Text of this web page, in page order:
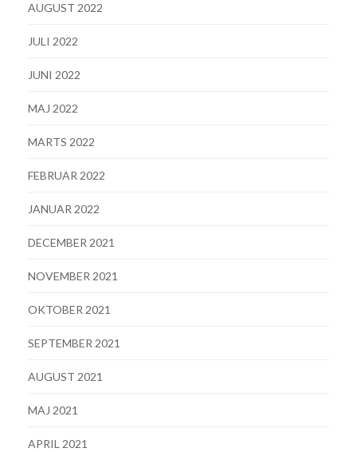
AUGUST 2022
JULI 2022
JUNI 2022
MAJ 2022
MARTS 2022
FEBRUAR 2022
JANUAR 2022
DECEMBER 2021
NOVEMBER 2021
OKTOBER 2021
SEPTEMBER 2021
AUGUST 2021
MAJ 2021
APRIL 2021